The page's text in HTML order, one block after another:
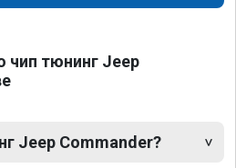
чип тюнинг Jeep
Jeep Commander?